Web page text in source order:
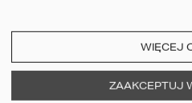
WIĘCEJ
ZAAKCEPTUJ